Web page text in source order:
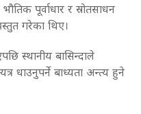
पूर्वाधार र स्रोतसाधन
गरेका थिए।
स्थानीय बासिन्दाले
धाउनुपर्ने बाध्यता अन्त्य हुने